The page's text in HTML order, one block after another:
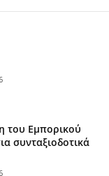
του Εμπορικού
συνταξιοδοτικά